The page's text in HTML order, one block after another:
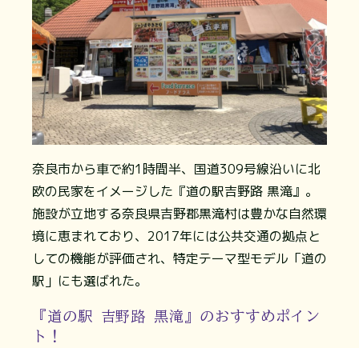
奈良市から車で約1時間半、国道309号線沿いに北
欧の民家をイメージした『道の駅吉野路 黒滝』。
施設が立地する奈良県吉野郡黒滝村は豊かな自然環
境に恵まれており、2017年には公共交通の拠点と
しての機能が評価され、特定テーマ型モデル「道の
駅」にも選ばれた。
『道の駅 吉野路 黒滝』のおすすめポイン
ト！